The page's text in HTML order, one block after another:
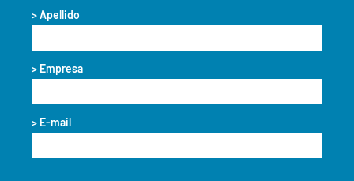
> Apellido
> Empresa
> E-mail